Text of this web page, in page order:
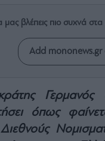
μας βλέπεις πιο συχνά
Add mononews.gr
όπως